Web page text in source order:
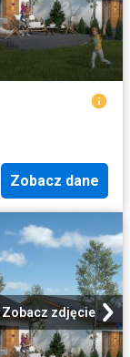
Zobacz dane
Zobacz zdjęcie